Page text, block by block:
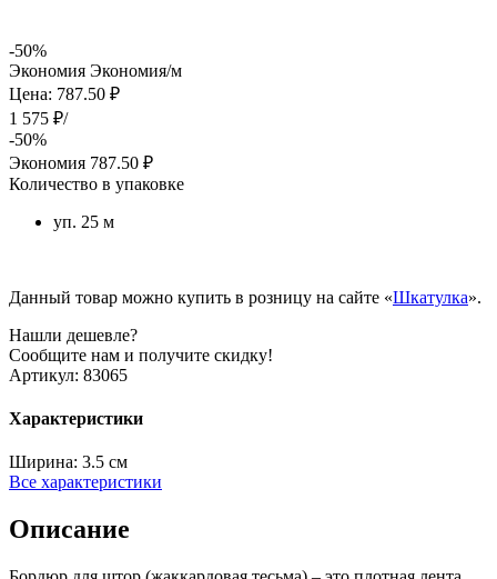
-50%
Экономия Экономия/м
Цена: 787.50 ₽
1 575 ₽/
-50%
Экономия 787.50 ₽
Количество в упаковке
уп. 25 м
Данный товар можно купить в розницу на сайте «Шкатулка».
Нашли дешевле?
Сообщите нам и получите скидку!
Артикул: 83065
Характеристики
Ширина: 3.5 см
Все характеристики
Описание